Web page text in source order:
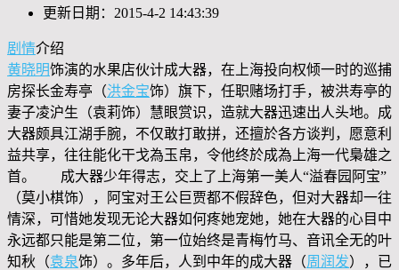
更新日期：2015-4-2 14:43:39
剧情介绍
黄晓明饰演的水果店伙计成大器，在上海投向权倾一时的巡捕
房探长金寿亭（洪金宝饰）旗下，任职赌场打手，被洪寿亭的
妻子凌沪生（袁莉饰）慧眼赏识，造就大器迅速出人头地。成
大器颇具江湖手腕，不仅敢打敢拼，还擅於各方谈判，愿意利
益共享，往往能化干戈為玉帛，令他终於成為上海一代梟雄之
首。 成大器少年得志，交上了上海第一美人“溢春园阿宝”
（莫小棋饰），阿宝对王公巨贾都不假辞色，但对大器却一往
情深，可惜她发现无论大器如何疼她宠她，她在大器的心目中
永远都只能是第二位，第一位始终是青梅竹马、音讯全无的叶
知秋（袁泉饰）。多年后，人到中年的成大器（周润发），已